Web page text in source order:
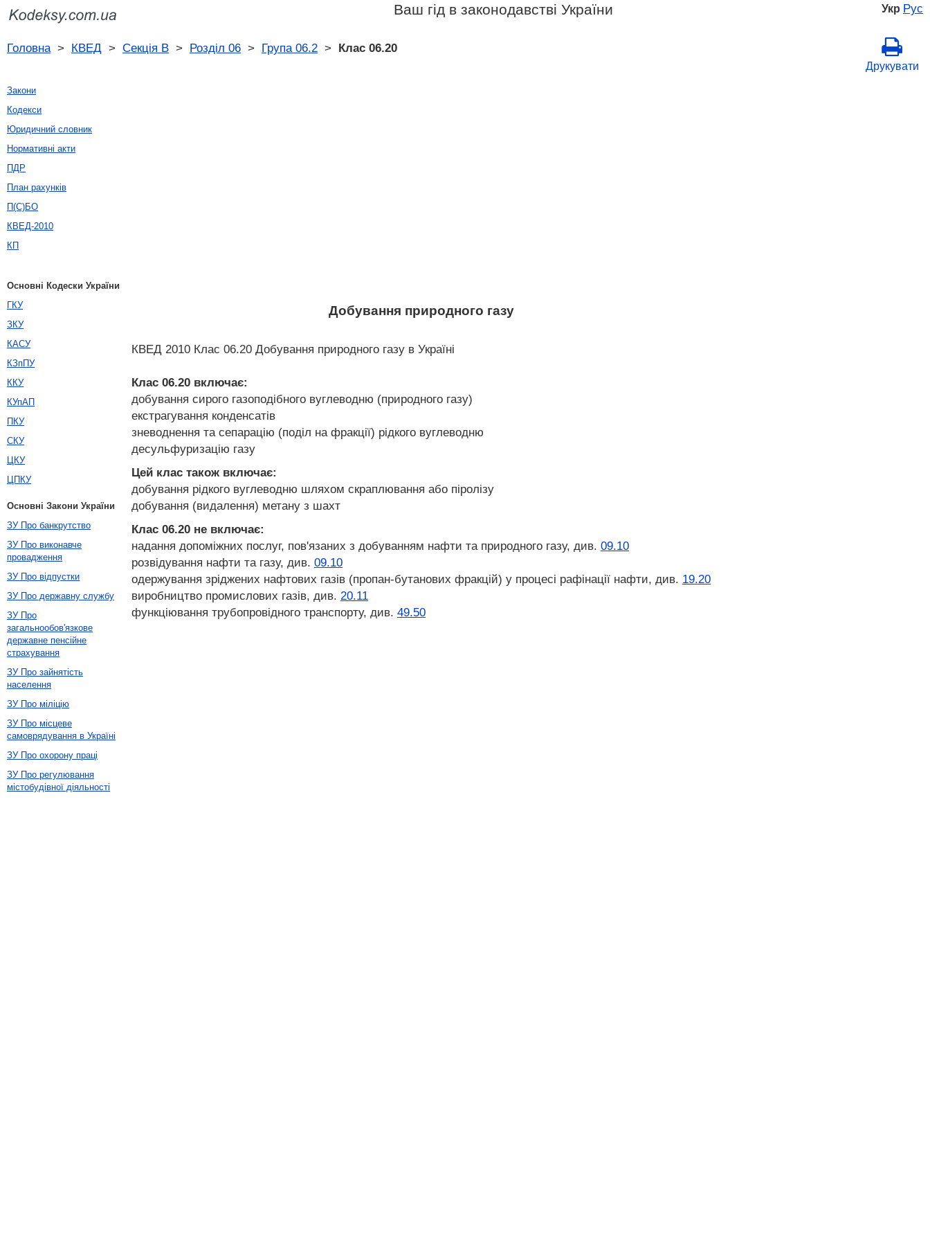
Укр Рус
Ваш гід в законодавстві України
Головна> КВЕД > Секція B > Розділ 06 > Група 06.2 > Клас 06.20
Друкувати
Добування природного газу
КВЕД 2010 Клас 06.20 Добування природного газу в Україні
Клас 06.20 включає:
добування сирого газоподібного вуглеводню (природного газу)
екстрагування конденсатів
зневоднення та сепарацію (поділ на фракції) рідкого вуглеводню
десульфуризацію газу
Цей клас також включає:
добування рідкого вуглеводню шляхом скраплювання або піролізу
добування (видалення) метану з шахт
Клас 06.20 не включає:
надання допоміжних послуг, пов'язаних з добуванням нафти та природного газу, див. 09.10
розвідування нафти та газу, див. 09.10
одержування зріджених нафтових газів (пропан-бутанових фракцій) у процесі рафінації нафти, див. 19.20
виробництво промислових газів, див. 20.11
функціювання трубопровідного транспорту, див. 49.50
Закони
Кодекси
Юридичний словник
Нормативні акти
ПДР
План рахунків
П(С)БО
КВЕД-2010
КП
Основні Кодески України
ГКУ
ЗКУ
КАСУ
КЗпПУ
ККУ
КУпАП
ПКУ
СКУ
ЦКУ
ЦПКУ
Основні Закони України
ЗУ Про банкрутство
ЗУ Про виконавче
провадження
ЗУ Про відпустки
ЗУ Про державну службу
ЗУ Про
загальнообов'язкове
державне пенсійне
страхування
ЗУ Про зайнятість
населення
ЗУ Про міліцію
ЗУ Про місцеве
самоврядування в Україні
ЗУ Про охорону праці
ЗУ Про регулювання
містобудівної діяльності